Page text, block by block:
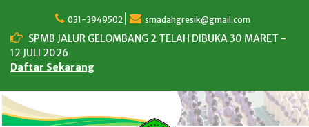
content
031-3949502 smadahgresik@gmail.com
SPMB JALUR GELOMBANG 2 TELAH DIBUKA 30 MARET -
12 JULI 2026
Daftar Sekarang